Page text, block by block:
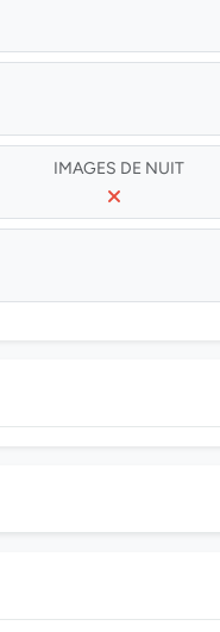
IMAGES DE NUIT